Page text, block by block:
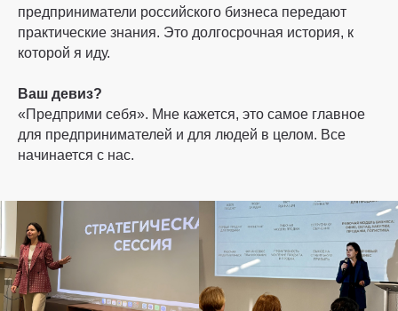
предприниматели российского бизнеса передают
практические знания. Это долгосрочная история, к
которой я иду.
Ваш девиз?
«Предприми себя». Мне кажется, это самое главное
для предпринимателей и для людей в целом. Все
начинается с нас.